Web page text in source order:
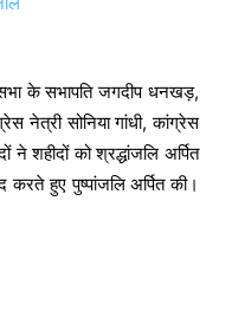
सभा के सभापति जगदीप धनखड़,
नेत्री सोनिया गांधी, कांग्रेस
शहीदों को श्रद्धांजलि अर्पित
हुए पुष्पांजलि अर्पित की।